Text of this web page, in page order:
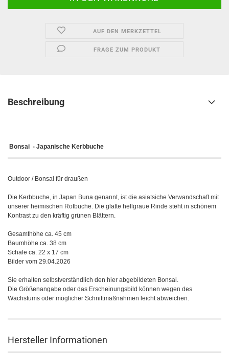
AUF DEN MERKZETTEL
FRAGE ZUM PRODUKT
Beschreibung
Bonsai - Japanische Kerbbuche
Outdoor / Bonsai für draußen
Die Kerbbuche, in Japan Buna genannt, ist die asiatsiche Verwandschaft mit
unserer heimischen Rotbuche. Die glatte hellgraue Rinde steht in schönem
Kontrast zu den kräftig grünen Blättern.
Gesamthöhe ca. 45 cm
Baumhöhe ca. 38 cm
Schale ca. 22 x 17 cm
Bilder vom 29.04.2026
Sie erhalten selbstverständlich den hier abgebildeten Bonsai.
Die Größenangabe oder das Erscheinungsbild können wegen des
Wachstums oder möglicher Schnittmaßnahmen leicht abweichen.
Hersteller Informationen